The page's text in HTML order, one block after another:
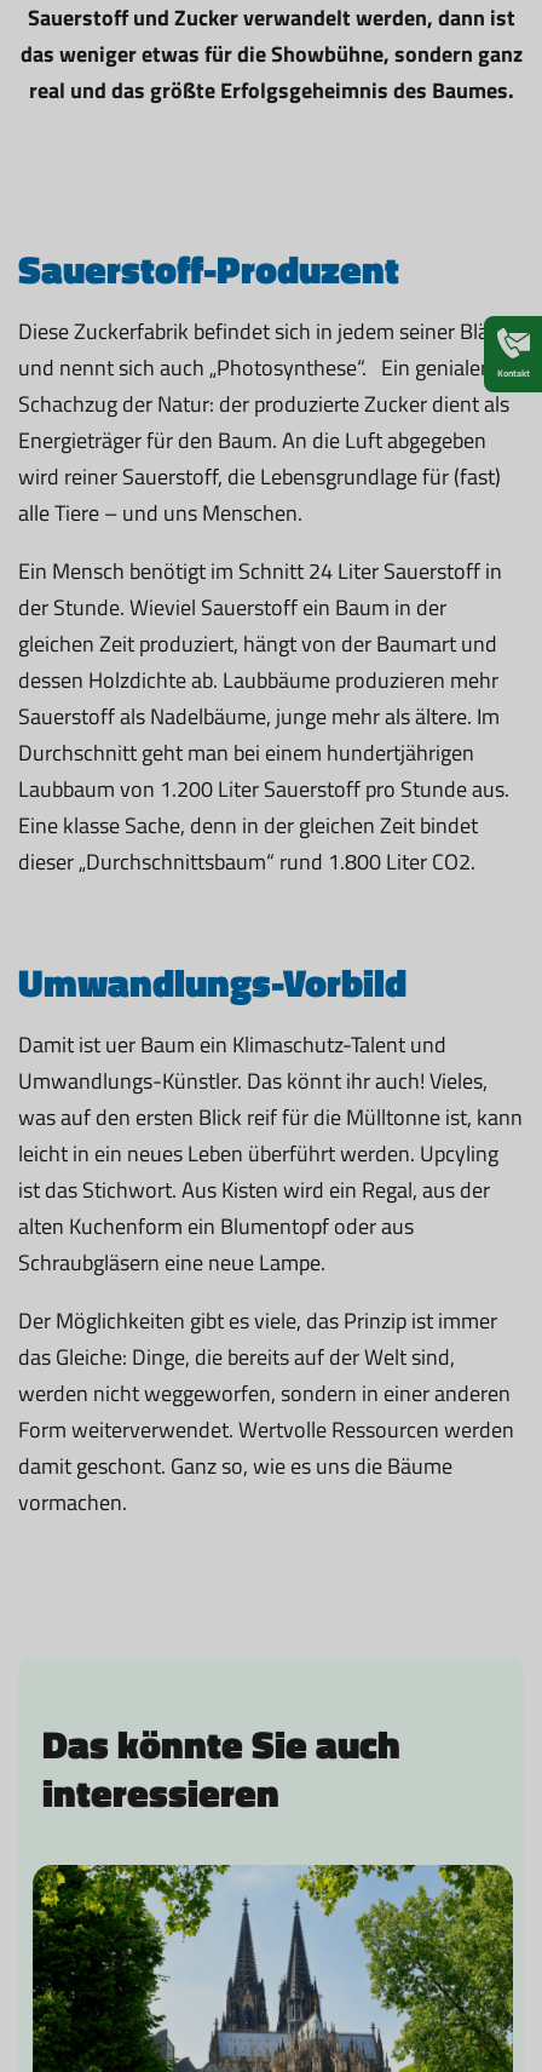
Sauerstoff und Zucker verwandelt werden, dann ist
das weniger etwas für die Showbühne, sondern ganz
real und das größte Erfolgsgeheimnis des Baumes.
Sauerstoff-Produzent
Diese Zuckerfabrik befindet sich in jedem seiner Blätter
und nennt sich auch „Photosynthese“. Ein genialer
Schachzug der Natur: der produzierte Zucker dient als
Energieträger für den Baum. An die Luft abgegeben
wird reiner Sauerstoff, die Lebensgrundlage für (fast)
alle Tiere – und uns Menschen.
Ein Mensch benötigt im Schnitt 24 Liter Sauerstoff in
der Stunde. Wieviel Sauerstoff ein Baum in der
gleichen Zeit produziert, hängt von der Baumart und
dessen Holzdichte ab. Laubbäume produzieren mehr
Sauerstoff als Nadelbäume, junge mehr als ältere. Im
Durchschnitt geht man bei einem hundertjährigen
Laubbaum von 1.200 Liter Sauerstoff pro Stunde aus.
Eine klasse Sache, denn in der gleichen Zeit bindet
dieser „Durchschnittsbaum“ rund 1.800 Liter CO2.
Umwandlungs-Vorbild
Damit ist uer Baum ein Klimaschutz-Talent und
Umwandlungs-Künstler. Das könnt ihr auch! Vieles,
was auf den ersten Blick reif für die Mülltonne ist, kann
leicht in ein neues Leben überführt werden. Upcyling
ist das Stichwort. Aus Kisten wird ein Regal, aus der
alten Kuchenform ein Blumentopf oder aus
Schraubgläsern eine neue Lampe.
Der Möglichkeiten gibt es viele, das Prinzip ist immer
das Gleiche: Dinge, die bereits auf der Welt sind,
werden nicht weggeworfen, sondern in einer anderen
Form weiterverwendet. Wertvolle Ressourcen werden
damit geschont. Ganz so, wie es uns die Bäume
vormachen.
Das könnte Sie auch
interessieren
Kontakt